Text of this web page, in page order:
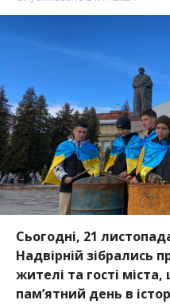
Сьогодні, 21
Надвірній зібрались
жителі та гості
пам’ятний день в